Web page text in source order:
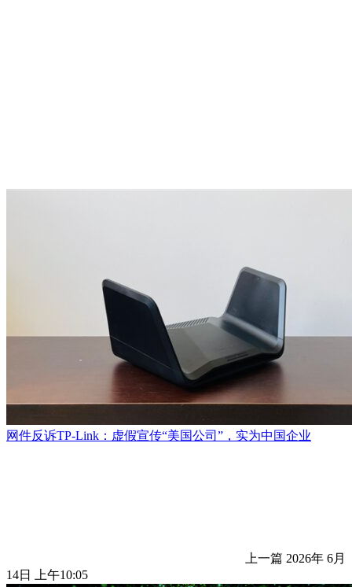
网件反诉TP-Link：虚假宣传“美国公司”，实为中国企业
上一篇 2026年 6月
14日 上午10:05